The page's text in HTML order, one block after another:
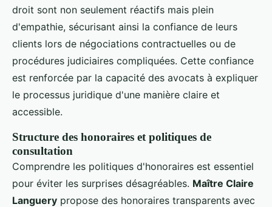
droit sont non seulement réactifs mais plein
d'empathie, sécurisant ainsi la confiance de leurs
clients lors de négociations contractuelles ou de
procédures judiciaires compliquées. Cette confiance
est renforcée par la capacité des avocats à expliquer
le processus juridique d'une manière claire et
accessible.
Structure des honoraires et politiques de
consultation
Comprendre les politiques d'honoraires est essentiel
pour éviter les surprises désagréables. Maître Claire
Languery propose des honoraires transparents avec